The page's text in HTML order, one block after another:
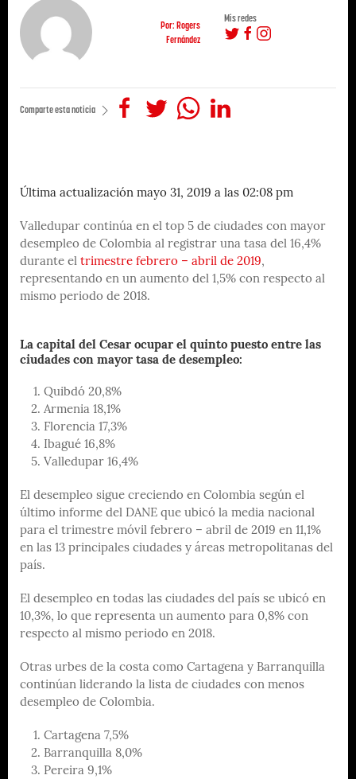
Por: Rogers
Fernández
Mis redes
Comparte esta noticia
Última actualización mayo 31, 2019 a las 02:08 pm
Valledupar continúa en el top 5 de ciudades con mayor
desempleo de Colombia al registrar una tasa del 16,4%
durante el trimestre febrero – abril de 2019,
representando en un aumento del 1,5% con respecto al
mismo periodo de 2018.
La capital del Cesar ocupar el quinto puesto entre las
ciudades con mayor tasa de desempleo:
Quibdó 20,8%
Armenia 18,1%
Florencia 17,3%
Ibagué 16,8%
Valledupar 16,4%
El desempleo sigue creciendo en Colombia según el
último informe del DANE que ubicó la media nacional
para el trimestre móvil febrero – abril de 2019 en 11,1%
en las 13 principales ciudades y áreas metropolitanas del
país.
El desempleo en todas las ciudades del país se ubicó en
10,3%, lo que representa un aumento para 0,8% con
respecto al mismo periodo en 2018.
Otras urbes de la costa como Cartagena y Barranquilla
continúan liderando la lista de ciudades con menos
desempleo de Colombia.
Cartagena 7,5%
Barranquilla 8,0%
Pereira 9,1%